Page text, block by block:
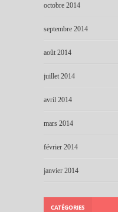
octobre 2014
septembre 2014
août 2014
juillet 2014
avril 2014
mars 2014
février 2014
janvier 2014
CATÉGORIES